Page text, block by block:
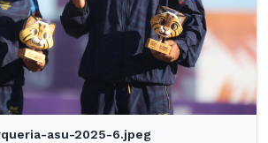
asu-2025-6.jpeg